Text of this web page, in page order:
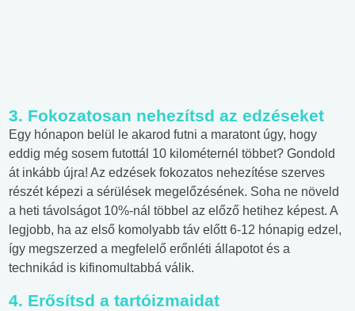
3. Fokozatosan nehezítsd az edzéseket
Egy hónapon belül le akarod futni a maratont úgy, hogy
eddig még sosem futottál 10 kilométernél többet? Gondold
át inkább újra! Az edzések fokozatos nehezítése szerves
részét képezi a sérülések megelőzésének. Soha ne növeld
a heti távolságot 10%-nál többel az előző hetihez képest. A
legjobb, ha az első komolyabb táv előtt 6-12 hónapig edzel,
így megszerzed a megfelelő erőnléti állapotot és a
technikád is kifinomultabbá válik.
4. Erősítsd a tartóizmaidat